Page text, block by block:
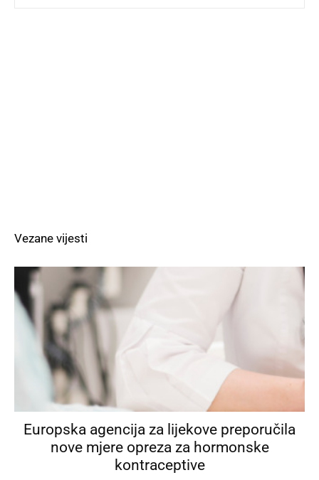
Vezane vijesti
Europska agencija za lijekove preporučila
nove mjere opreza za hormonske
kontraceptive